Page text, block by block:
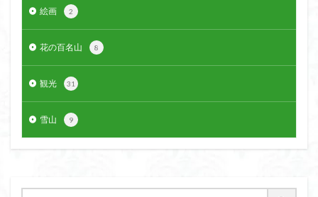
絵画 2
花の百名山 8
観光 31
雪山 9